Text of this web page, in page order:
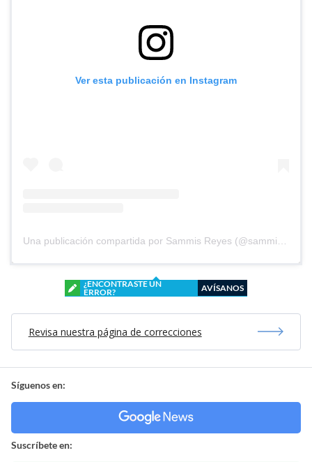
Ver esta publicación en Instagram
¿ENCONTRASTE UN
ERROR?
AVÍSANOS
Revisa nuestra página de correcciones
Síguenos en:
Suscríbete en: